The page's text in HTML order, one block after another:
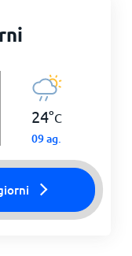
24°C
09 ag.